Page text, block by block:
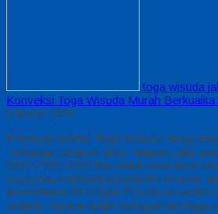
toga wisuda
Konveksi Toga Wisuda Murah
9 Maret 2026
Pembuat produk Toga Wisuda Harga
Terhadap Berjenis-jenis Tataran Jalur
0812-2282-1060 Klik untuk konsultasi
https://wa.me/6281222821060 Wisuda
Menentukan Di tengah Perjalanan waktu
tertentu Karena itulah berbagai lembaga